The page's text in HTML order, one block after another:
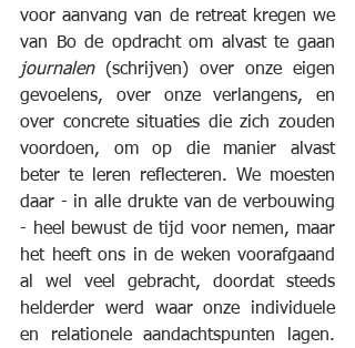
voor aanvang van de retreat kregen we
journalen (schrijven) over onze eigen
gevoelens, over onze verlangens, en
over concrete situaties die zich zouden
voordoen, om op die manier alvast
beter te leren reflecteren. We moesten
daar - in alle drukte van de verbouwing
- heel bewust de tijd voor nemen, maar
het heeft ons in de weken voorafgaand
al wel veel gebracht, doordat steeds
helderder werd waar onze individuele
en relationele aandachtspunten lagen.